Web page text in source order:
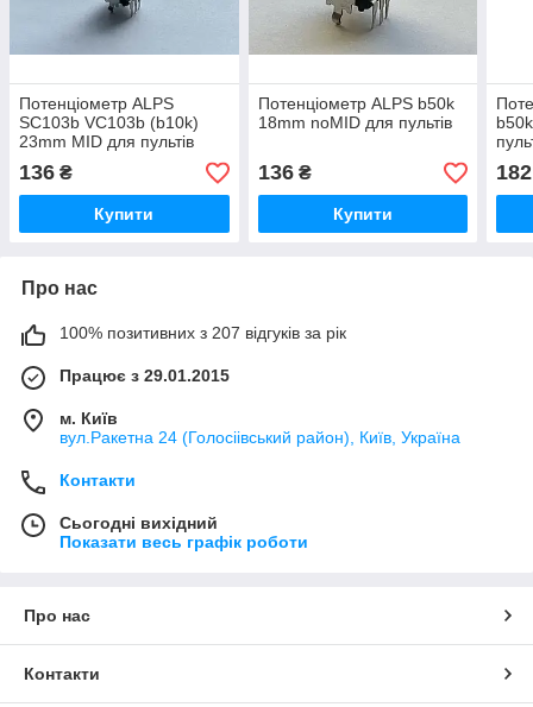
Потенціометр ALPS
SC103b VC103b (b10k)
23mm MID для пультів
BEHRINGER DX1000
VMX1000
136 ₴
Купити
Потенціометр ALPS b50k
18mm noMID для пультів
136₴
Купити
182
Про нас
100% позитивних з 207 відгуків за рік
Працює з 29.01.2015
м. Київ
вул.Ракетна 24 (Голосіівський район), Київ, Україна
Контакти
Сьогодні вихідний
Показати весь графік роботи
Про нас
Контакти